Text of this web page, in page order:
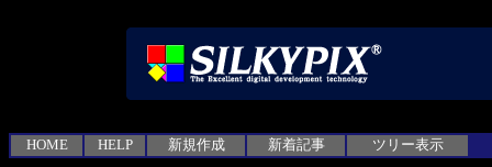
HOME HELP 新規作成 新着記事 ツリー表示